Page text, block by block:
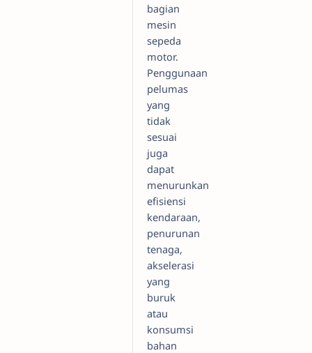
bagian
mesin
sepeda
motor.
Penggunaan
pelumas
yang
tidak
sesuai
juga
dapat
menurunkan
efisiensi
kendaraan,
penurunan
tenaga,
akselerasi
yang
buruk
atau
konsumsi
bahan